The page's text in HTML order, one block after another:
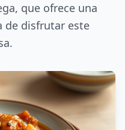
que ofrece una
de disfrutar este